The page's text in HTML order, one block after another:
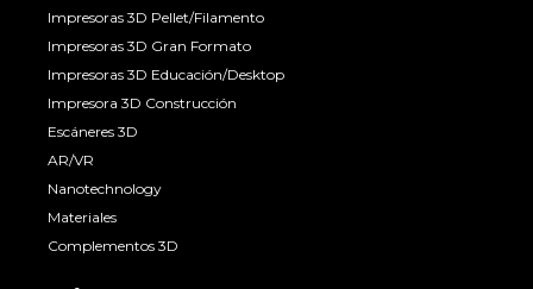
Impresoras 3D Pellet/Filamento
Impresoras 3D Gran Formato
Impresoras 3D Educación/Desktop
Impresora 3D Construcción
Escáneres 3D
AR/VR
Nanotechnology
Materiales
Complementos 3D